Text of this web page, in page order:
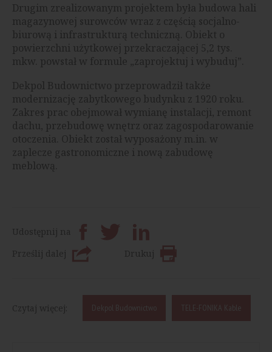
Drugim zrealizowanym projektem była budowa hali
magazynowej surowców wraz z częścią socjalno-
biurową i infrastrukturą techniczną. Obiekt o
powierzchni użytkowej przekraczającej 5,2 tys.
mkw. powstał w formule „zaprojektuj i wybuduj”.
Dekpol Budownictwo przeprowadził także
modernizację zabytkowego budynku z 1920 roku.
Zakres prac obejmował wymianę instalacji, remont
dachu, przebudowę wnętrz oraz zagospodarowanie
otoczenia. Obiekt został wyposażony m.in. w
zaplecze gastronomiczne i nową zabudowę
meblową.
Udostępnij na
Prześlij dalej
Drukuj
Czytaj więcej: Dekpol Budownictwo TELE-FONIKA Kable